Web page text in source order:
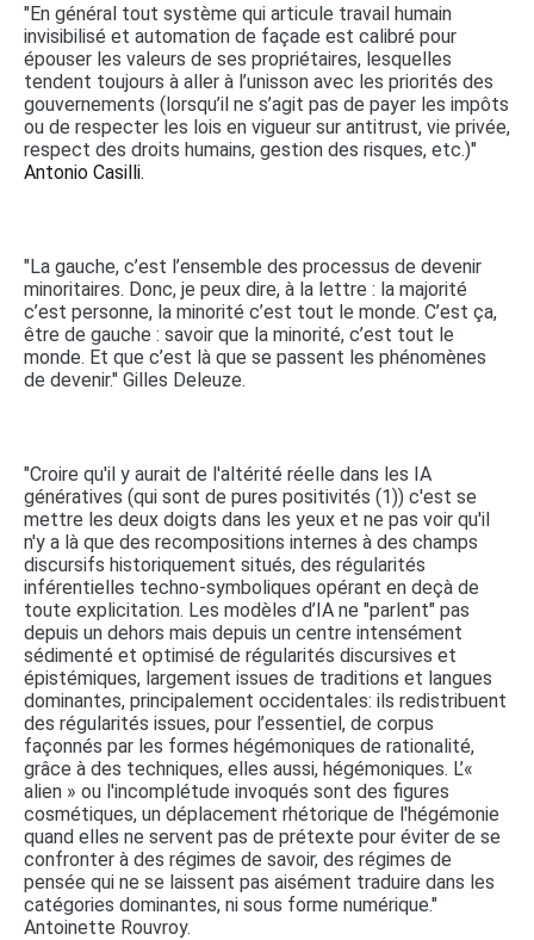
"En général tout système qui articule travail humain
invisibilisé et automation de façade est calibré pour
épouser les valeurs de ses propriétaires, lesquelles
tendent toujours à aller à l’unisson avec les priorités des
gouvernements (lorsqu’il ne s’agit pas de payer les impôts
ou de respecter les lois en vigueur sur antitrust, vie privée,
respect des droits humains, gestion des risques, etc.)"
Antonio Casilli.
"La gauche, c’est l’ensemble des processus de devenir
minoritaires. Donc, je peux dire, à la lettre : la majorité
c’est personne, la minorité c’est tout le monde. C’est ça,
être de gauche : savoir que la minorité, c’est tout le
monde. Et que c’est là que se passent les phénomènes
de devenir." Gilles Deleuze.
"Croire qu'il y aurait de l'altérité réelle dans les IA
génératives (qui sont de pures positivités (1)) c'est se
mettre les deux doigts dans les yeux et ne pas voir qu'il
n'y a là que des recompositions internes à des champs
discursifs historiquement situés, des régularités
inférentielles techno-symboliques opérant en deçà de
toute explicitation. Les modèles d’IA ne "parlent" pas
depuis un dehors mais depuis un centre intensément
sédimenté et optimisé de régularités discursives et
épistémiques, largement issues de traditions et langues
dominantes, principalement occidentales: ils redistribuent
des régularités issues, pour l’essentiel, de corpus
façonnés par les formes hégémoniques de rationalité,
grâce à des techniques, elles aussi, hégémoniques. L’«
alien » ou l'incomplétude invoqués sont des figures
cosmétiques, un déplacement rhétorique de l'hégémonie
quand elles ne servent pas de prétexte pour éviter de se
confronter à des régimes de savoir, des régimes de
pensée qui ne se laissent pas aisément traduire dans les
catégories dominantes, ni sous forme numérique."
Antoinette Rouvroy.